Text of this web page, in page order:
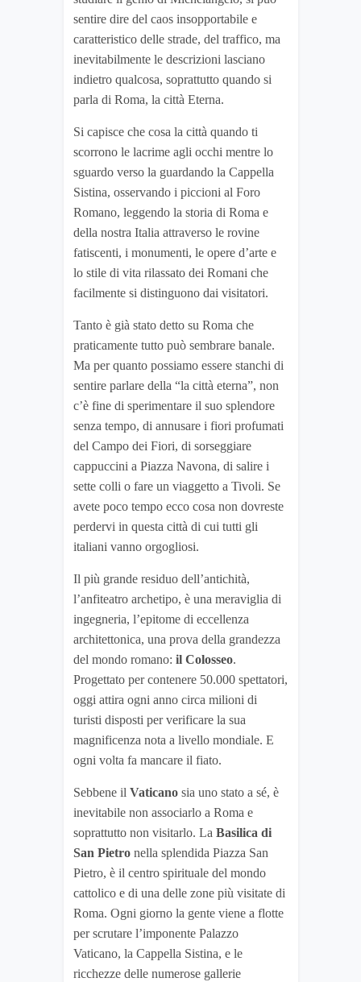
sentire dire del caos insopportabile e
caratteristico delle strade, del traffico, ma
inevitabilmente le descrizioni lasciano
indietro qualcosa, soprattutto quando si
parla di Roma, la città Eterna.
Si capisce che cosa la città quando ti
scorrono le lacrime agli occhi mentre lo
sguardo verso la guardando la Cappella
Sistina, osservando i piccioni al Foro
Romano, leggendo la storia di Roma e
della nostra Italia attraverso le rovine
fatiscenti, i monumenti, le opere d’arte e
lo stile di vita rilassato dei Romani che
facilmente si distinguono dai visitatori.
Tanto è già stato detto su Roma che
praticamente tutto può sembrare banale.
Ma per quanto possiamo essere stanchi di
sentire parlare della “la città eterna”, non
c’è fine di sperimentare il suo splendore
senza tempo, di annusare i fiori profumati
del Campo dei Fiori, di sorseggiare
cappuccini a Piazza Navona, di salire i
sette colli o fare un viaggetto a Tivoli. Se
avete poco tempo ecco cosa non dovreste
perdervi in questa città di cui tutti gli
italiani vanno orgogliosi.
Il più grande residuo dell’antichità,
l’anfiteatro archetipo, è una meraviglia di
ingegneria, l’epitome di eccellenza
architettonica, una prova della grandezza
del mondo romano: il Colosseo.
Progettato per contenere 50.000 spettatori,
oggi attira ogni anno circa milioni di
turisti disposti per verificare la sua
magnificenza nota a livello mondiale. E
ogni volta fa mancare il fiato.
Sebbene il Vaticano sia uno stato a sé, è
inevitabile non associarlo a Roma e
soprattutto non visitarlo. La Basilica di
San Pietro nella splendida Piazza San
Pietro, è il centro spirituale del mondo
cattolico e di una delle zone più visitate di
Roma. Ogni giorno la gente viene a flotte
per scrutare l’imponente Palazzo
Vaticano, la Cappella Sistina, e le
ricchezze delle numerose gallerie